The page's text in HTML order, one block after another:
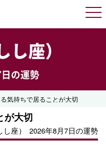
座）
の運勢
気持ちで居ることが大切
が大切
座） 2026年8月7日の運勢